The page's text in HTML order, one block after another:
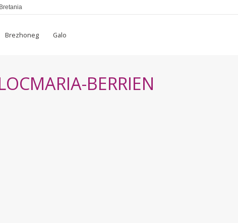
Bretania
Brezhoneg Galo
BERRIEN